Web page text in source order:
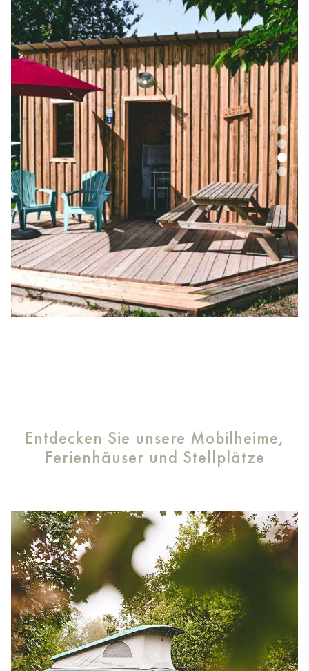
Entdecken Sie unsere Mobilheime,
Ferienhäuser und Stellplätze